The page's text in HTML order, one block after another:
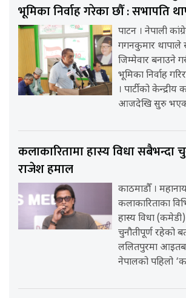
भूमिका निर्वाह गरेका छौँ : सभापति
पाटन । नेपाली
गगनकुमार थापाले
जिम्मेवार बनाउने
भूमिका निर्वाह
। पार्टीको केन्द्रीय
आजदेखि सुरु
कलाकारितामा हास्य विधा सबैभन्दा
राजेश हमाल
काठमाडौँ ।
कलाकारिताका
हास्य विधा
चुनौतीपूर्ण रहेको
ललितपुरमा
नेपालको पहिलो